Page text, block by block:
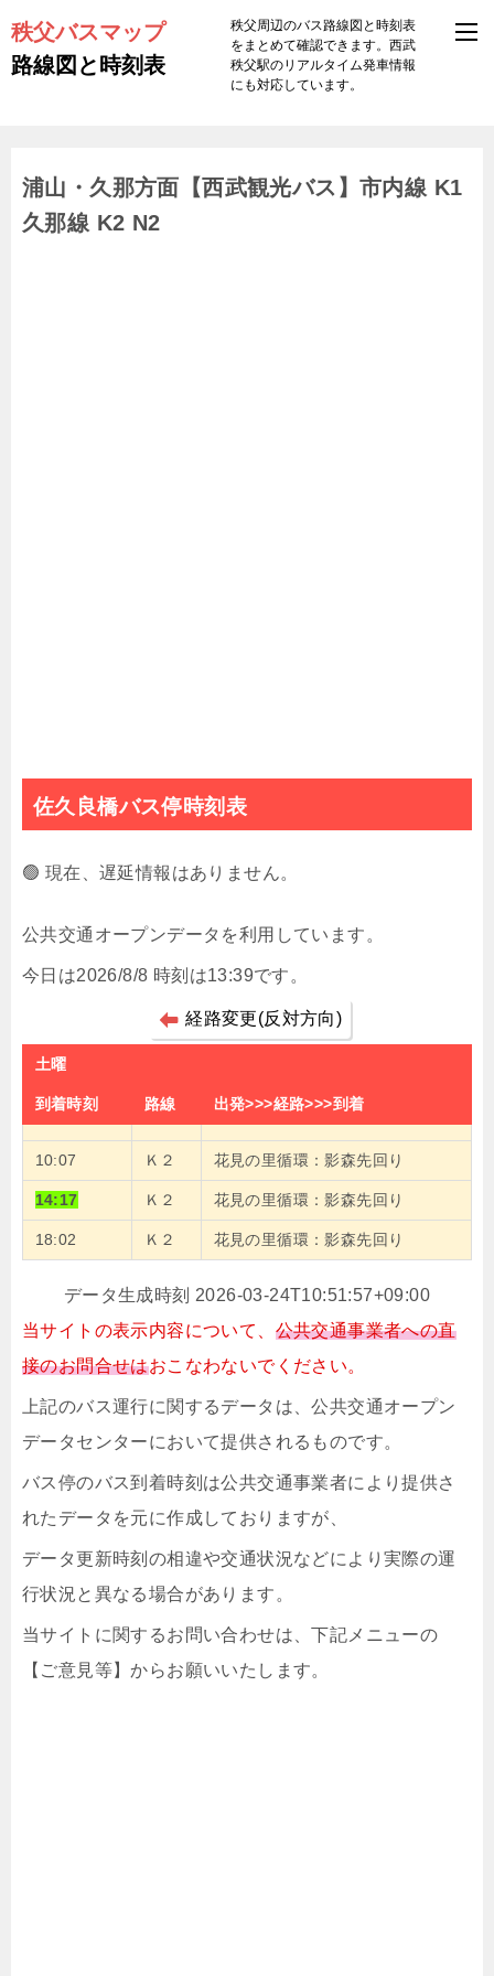
秩父バスマップ
路線図と時刻表
秩父周辺のバス路線図と時刻表
をまとめて確認できます。西武
秩父駅のリアルタイム発車情報
にも対応しています。
浦山・久那方面【西武観光バス】市内線 K1
久那線 K2 N2
佐久良橋バス停時刻表
🟢 現在、遅延情報はありません。
公共交通オープンデータを利用しています。
今日は2026/8/8 時刻は13:39です。
経路変更(反対方向)
土曜
到着時刻 路線 出発>>>経路>>>到着
10:07 Ｋ２ 花見の里循環：影森先回り
14:17 Ｋ２ 花見の里循環：影森先回り
18:02 Ｋ２ 花見の里循環：影森先回り
データ生成時刻 2026-03-24T10:51:57+09:00
当サイトの表示内容について、 公共交通事業者への直
接のお問合せはおこなわないでください。
上記のバス運行に関するデータは、公共交通オープン
データセンターにおいて提供されるものです。
バス停のバス到着時刻は公共交通事業者により提供さ
れたデータを元に作成しておりますが、
データ更新時刻の相違や交通状況などにより実際の運
行状況と異なる場合があります。
当サイトに関するお問い合わせは、下記メニューの
【ご意見等】からお願いいたします。